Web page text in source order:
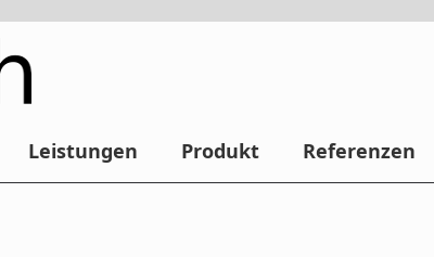
Leistungen Produkt Referenzen